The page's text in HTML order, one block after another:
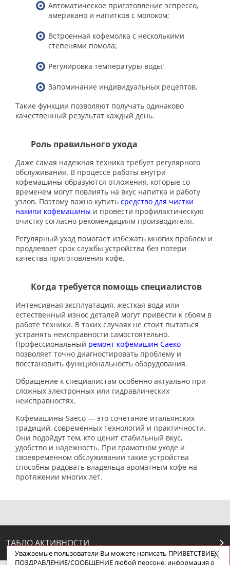
Автоматическое приготовление эспрессо,
американо и напитков с молоком;
Встроенная кофемолка с несколькими
степенями помола;
Регулировка температуры воды;
Запоминание индивидуальных рецептов.
Такие функции позволяют получать одинаково
качественный результат каждый день.
Роль правильного ухода
Даже самая надежная техника требует регулярного
обслуживания. В процессе работы внутри
кофемашины образуются отложения, которые со
временем могут повлиять на вкус напитка и работу
узлов. Поэтому важно купить средство для чистки
накипи кофемашины и провести профилактическую
очистку согласно рекомендациям производителя.
Регулярный уход помогает избежать многих проблем и
продлевает срок службы устройства без потери
качества приготовления кофе.
Когда требуется помощь специалистов
Интенсивная эксплуатация, жесткая вода или
естественный износ деталей могут привести к сбоям в
работе техники. В таких случаях не стоит пытаться
устранять неисправности самостоятельно.
Профессиональный ремонт кофемашин Cаеко
позволяет точно диагностировать проблему и
восстановить функциональность оборудования.
Обращение к специалистам особенно актуально при
сложных электронных или гидравлических
неисправностях.
Кофемашины Saeco — это сочетание итальянских
традиций, современных технологий и практичности.
Они подойдут тем, кто ценит стабильный вкус,
удобство и надежность. При грамотном уходе и
своевременном обслуживании такие устройства
способны радовать владельца ароматным кофе на
протяжении многих лет.
ТАБЛО АКТИВНОСТИ
Уважаемые пользователи Вы можете написать ПРИВЕТСТВИЕ/
ПОЗДРАВЛЕНИЕ/СООБЩЕНИЕ любой персоне, информация о